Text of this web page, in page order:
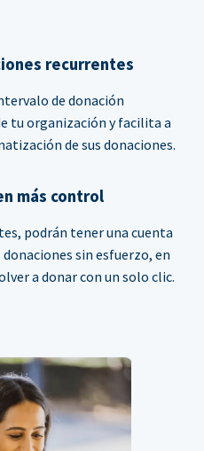
recurrentes
de donación
tu organización y facilita a
de sus donaciones.
más control
podrán tener una cuenta
sin esfuerzo, en
a donar con un solo clic.